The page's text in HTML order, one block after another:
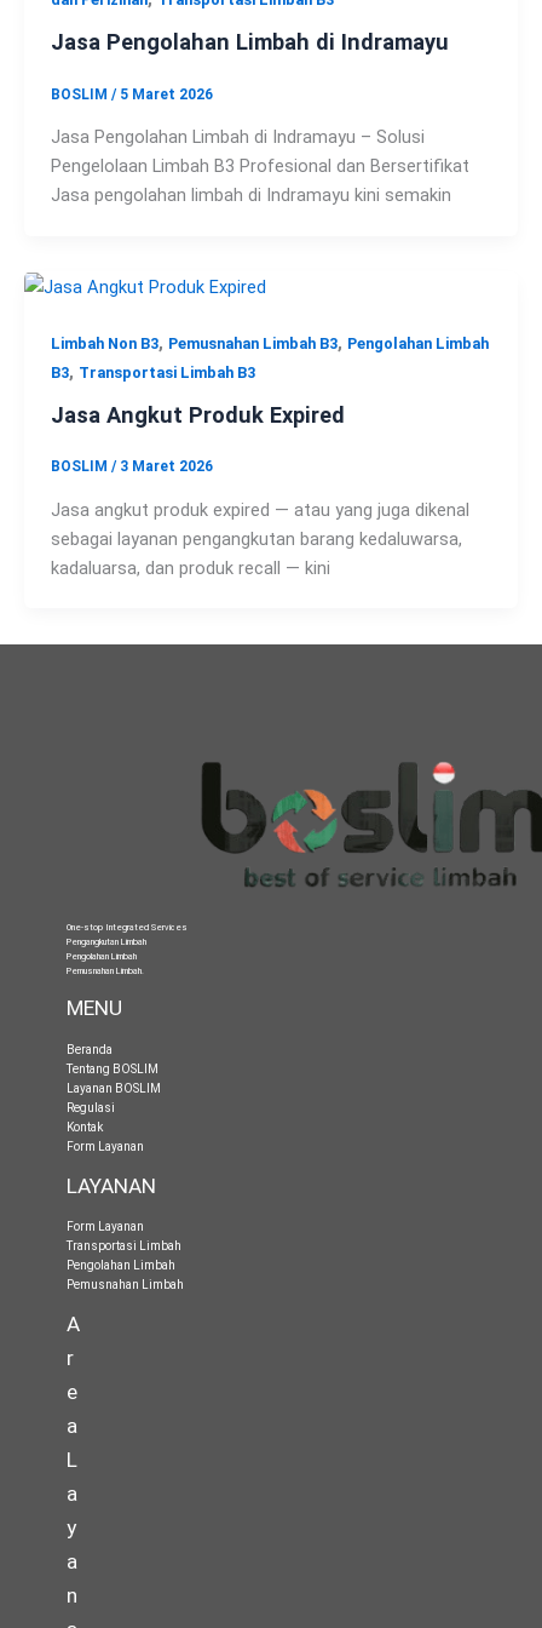
Jasa Pengolahan Limbah di Indramayu
BOSLIM / 5 Maret 2026
Jasa Pengolahan Limbah di Indramayu – Solusi
Pengelolaan Limbah B3 Profesional dan Bersertifikat
Jasa pengolahan limbah di Indramayu kini semakin
Limbah Non B3, Pemusnahan Limbah B3, Pengolahan Limbah
B3, Transportasi Limbah B3
Jasa Angkut Produk Expired
BOSLIM / 3 Maret 2026
Jasa angkut produk expired — atau yang juga dikenal
sebagai layanan pengangkutan barang kedaluwarsa,
kadaluarsa, dan produk recall — kini
One-stop Integrated Services
Pengangkutan Limbah
Pengolahan Limbah
Pemusnahan Limbah.
MENU
Beranda
Tentang BOSLIM
Layanan BOSLIM
Regulasi
Kontak
Form Layanan
LAYANAN
Form Layanan
Transportasi Limbah
Pengolahan Limbah
Pemusnahan Limbah
A
r
e
a
L
a
y
a
n